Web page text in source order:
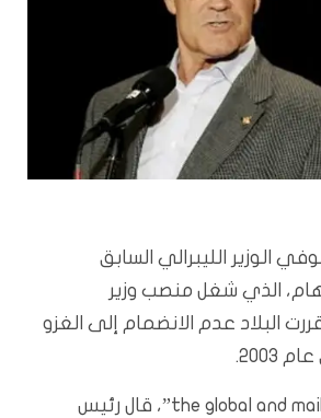
الوزير الليبرالي السابق
الذي شغل منصب وزير
البلاد عدم الانضمام إلى الغزو
2003.
وبحسب موقع”the global and mail”، قال رئيس